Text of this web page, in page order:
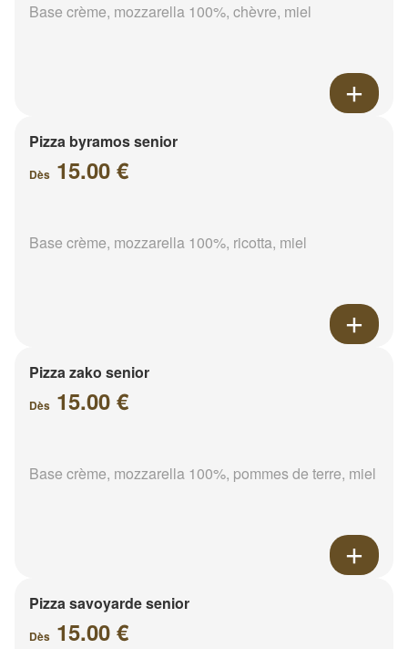
Base crème, mozzarella 100%, chèvre, miel
Pizza byramos senior
Dès 15.00 €
Base crème, mozzarella 100%, ricotta, miel
Pizza zako senior
Dès 15.00 €
Base crème, mozzarella 100%, pommes de terre, miel
Pizza savoyarde senior
Dès 15.00 €